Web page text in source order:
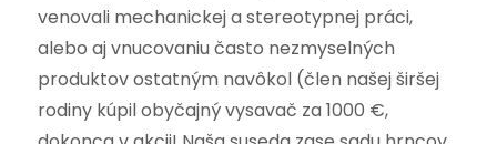
venovali mechanickej a stereotypnej práci,
alebo aj vnucovaniu často nezmyselných
produktov ostatným navôkol (člen našej širšej
rodiny kúpil obyčajný vysavač za 1000 €,